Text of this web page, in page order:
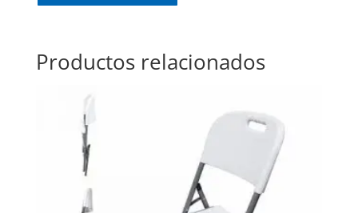
Productos relacionados